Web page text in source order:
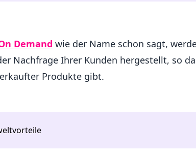
Demand wie der Name schon sagt,
Nachfrage Ihrer Kunden hergestellt, so
Produkte gibt.